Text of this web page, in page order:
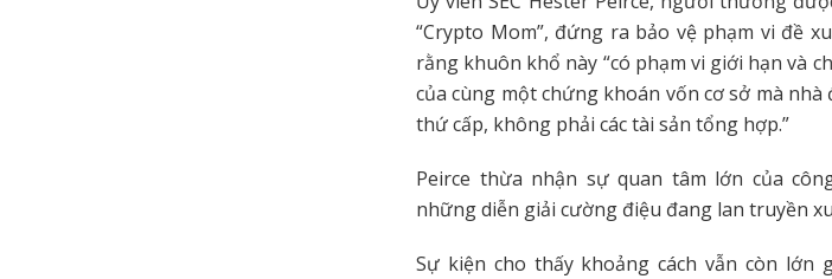
“Crypto Mom”, đứng ra bảo vệ phạm vi đề
rằng khuôn khổ này “có phạm vi giới hạn và
của cùng một chứng khoán vốn cơ sở mà
thứ cấp, không phải các tài sản tổng hợp.”
Peirce thừa nhận sự quan tâm lớn của
những diễn giải cường điệu đang lan truyền
Sự kiện cho thấy khoảng cách vẫn còn